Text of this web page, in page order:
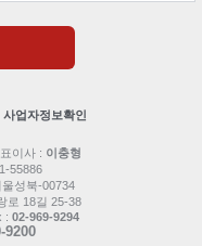
사업자정보확인
이사 : 이충형
55886
성북-00734
로 18길 25-38
: 02-969-9294
9200